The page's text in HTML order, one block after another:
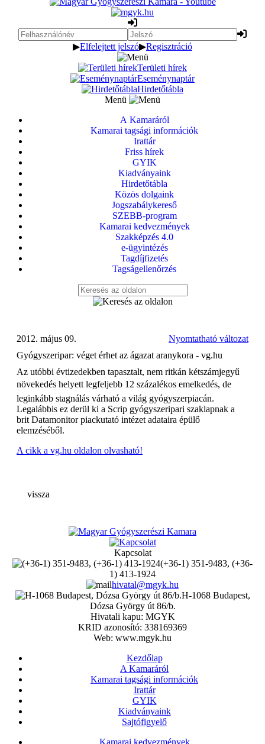
▶Elfelejtett jelszó▶Regisztráció
Területi hírek
Eseménynaptár
Hirdetőtábla
Menü
A Kamaráról
Kamarai tagsági információk
Irattár
Friss hírek
GYIK
Kiadványaink
Hirdetőtábla
Közös dolgaink
Jogszabálykereső
SZEBB-program
Kamarai kedvezmények
Szakképzés 4.0
e-ügyintézés
Tagdíjfizetés
Tagságellenőrzés
Nyomtatható változat
2012. május 09.
Gyógyszeripar: véget érhet az ágazat aranykora - vg.hu
Az utóbbi évtizedekben tapasztalt, nem ritkán kétszámjegyű
növekedés helyett legfeljebb 12 százalékos emelkedés, de
leginkább stagnálás várható a világ gyógyszerpiacán.
Legalábbis ez derül ki a Scrip gyógyszeripari szaklapnak a
brit Datamonitor piackutató intézet adataira épülő
elemzéséből.
A cikk a vg.hu oldalon olvasható!
vissza
Kapcsolat
(+36-1) 351-9483, (+36-
1) 413-1924
hivatal@mgyk.hu
H-1068 Budapest,
Dózsa György út 86/b.
Hivatali kapu: MGYK
KRID azonosító: 338169369
Web: www.mgyk.hu
Kezdőlap
A Kamaráról
Kamarai tagsági információk
Irattár
GYIK
Kiadványaink
Sajtófigyelő
Kamarai kedvezmények